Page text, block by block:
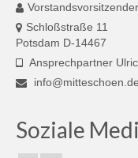
Schloßstraße 11
Potsdam D-14467
Ansprechpartner
info@mitteschoen.de
Soziale